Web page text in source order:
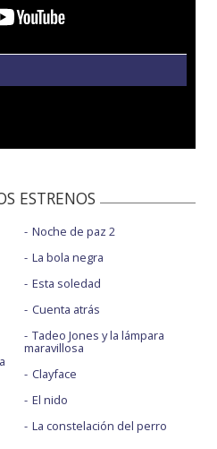
ESTRENOS
Noche de paz 2
La bola negra
Esta soledad
Cuenta atrás
Tadeo Jones y la lámpara
maravillosa
Clayface
El nido
La constelación del perro